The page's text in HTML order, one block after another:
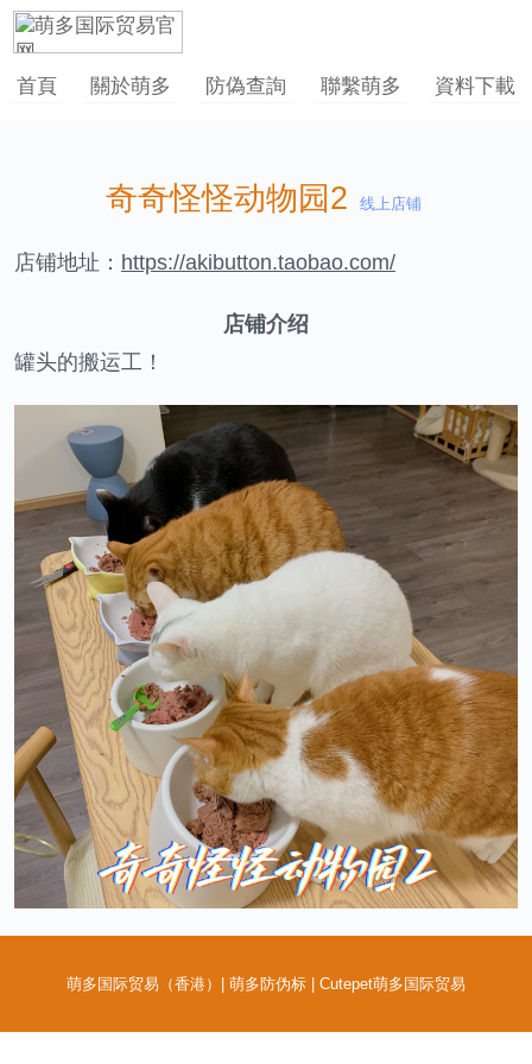
首頁 關於萌多 防偽查詢 聯繫萌多 資料下載
奇奇怪怪动物园2 线上店铺
店铺地址： https://akibutton.taobao.com/
店铺介绍
罐头的搬运工！
萌多国际贸易（香港）| 萌多防伪标 | Cutepet萌多国际贸易